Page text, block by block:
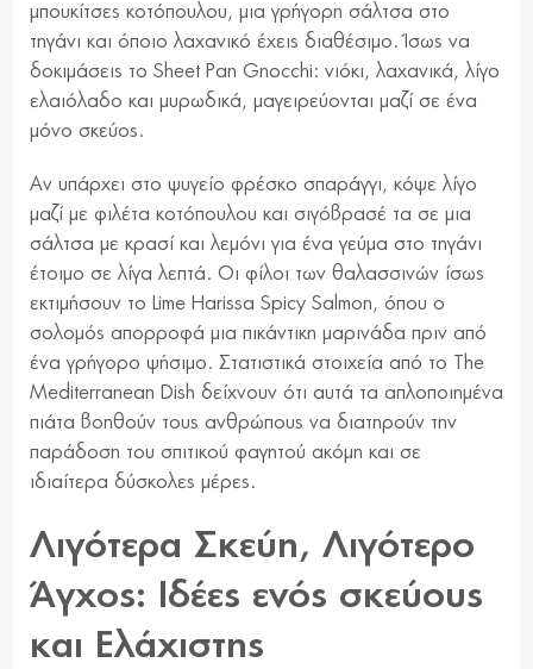
μπουκίτσες κοτόπουλου, μια γρήγορη σάλτσα στο
τηγάνι και όποιο λαχανικό έχεις διαθέσιμο. Ίσως να
δοκιμάσεις το Sheet Pan Gnocchi: νιόκι, λαχανικά, λίγο
ελαιόλαδο και μυρωδικά, μαγειρεύονται μαζί σε ένα
μόνο σκεύος.
Αν υπάρχει στο ψυγείο φρέσκο σπαράγγι, κόψε λίγο
μαζί με φιλέτα κοτόπουλου και σιγόβρασέ τα σε μια
σάλτσα με κρασί και λεμόνι για ένα γεύμα στο τηγάνι
έτοιμο σε λίγα λεπτά. Οι φίλοι των θαλασσινών ίσως
εκτιμήσουν το Lime Harissa Spicy Salmon, όπου ο
σολομός απορροφά μια πικάντικη μαρινάδα πριν από
ένα γρήγορο ψήσιμο. Στατιστικά στοιχεία από το The
Mediterranean Dish δείχνουν ότι αυτά τα απλοποιημένα
πιάτα βοηθούν τους ανθρώπους να διατηρούν την
παράδοση του σπιτικού φαγητού ακόμη και σε
ιδιαίτερα δύσκολες μέρες.
Λιγότερα Σκεύη, Λιγότερο
Άγχος: Ιδέες ενός σκεύους
και Ελάχιστης